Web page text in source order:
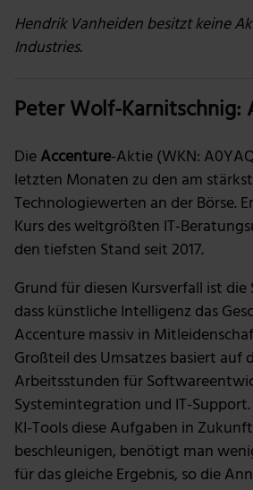
Hendrik Vanheiden besitzt keine
Industries.
Peter Wolf-Karnitschnig:
DieAccenture-Aktie (WKN:
letzten Monaten zu den am
Technologiewerten an der Börse.
Kurs des weltgrößten IT-
den tiefsten Stand seit 2017.
Grund für diesen Kursverfall ist die
dass künstliche Intelligenz das
Accenture massiv in
Großteil des Umsatzes basiert auf
Arbeitsstunden für
Systemintegration und IT-
KI-Tools diese Aufgaben in
beschleunigen, benötigt man
für das gleiche Ergebnis, so die